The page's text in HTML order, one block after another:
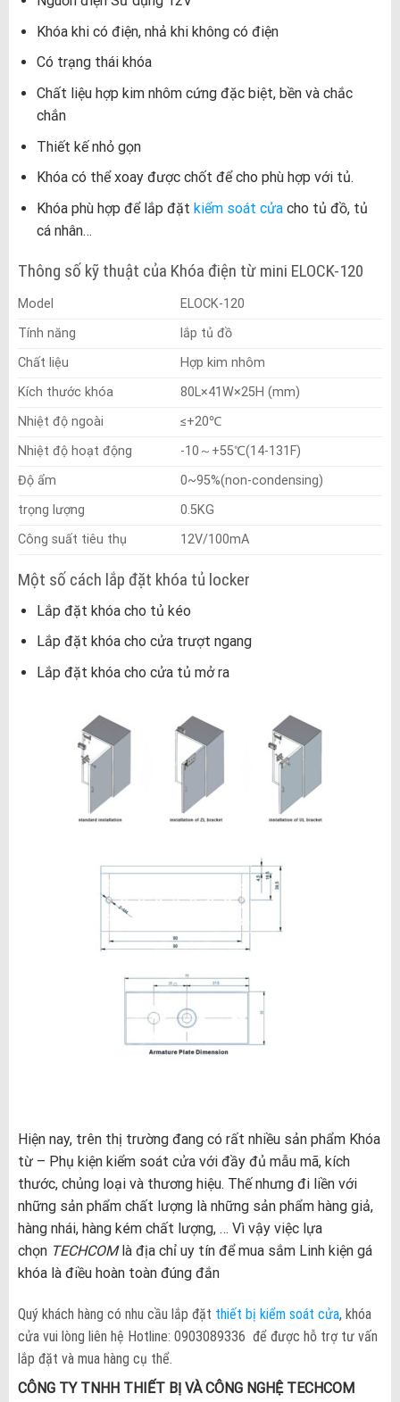
Khóa khi có điện, nhả khi không có điện
Có trạng thái khóa
Chất liệu hợp kim nhôm cứng đặc biệt, bền và chắc
chắn
Thiết kế nhỏ gọn
Khóa có thể xoay được chốt để cho phù hợp với tủ.
Khóa phù hợp để lắp đặt kiểm soát cửacho tủ đồ, tủ
cá nhân…
Thông số kỹ thuật của Khóa điện từ mini ELOCK-120
Model
ELOCK-120
Tính năng
lắp tủ đồ
Chất liệu
Hợp kim nhôm
Kích thước khóa
80L×41W×25H (mm)
Nhiệt độ ngoài
≤+20℃
Nhiệt độ hoạt động
-10～+55℃(14-131F)
Độ ẩm
0~95%(non-condensing)
trọng lượng
0.5KG
Công suất tiêu thụ
12V/100mA
Một số cách lắp đặt khóa tủ locker
Lắp đặt khóa cho tủ kéo
Lắp đặt khóa cho cửa trượt ngang
Lắp đặt khóa cho cửa tủ mở ra
Hiện nay, trên thị trường đang có rất nhiều sản phẩm Khóa
từ – Phụ kiện kiểm soát cửa với đầy đủ mẫu mã, kích
thước, chủng loại và thương hiệu. Thế nhưng đi liền với
những sản phẩm chất lượng là những sản phẩm hàng giả,
hàng nhái, hàng kém chất lượng, … Vì vậy việc lựa
chọn TECHCOMlà địa chỉ uy tín để mua sắm Linh kiện gá
khóa là điều hoàn toàn đúng đắn
Quý khách hàng có nhu cầu lắp đặt thiết bị kiểm soát cửa, khóa
cửa vui lòng liên hệ Hotline: 0903089336 để được hỗ trợ tư vấn
lắp đặt và mua hàng cụ thể.
CÔNG TY TNHH THIẾT BỊ VÀ CÔNG NGHỆ TECHCOM